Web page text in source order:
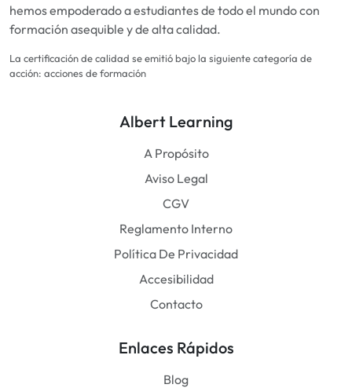
hemos empoderado a estudiantes de todo el mundo con
formación asequible y de alta calidad.
La certificación de calidad se emitió bajo la siguiente categoría de
acción: acciones de formación
Albert Learning
A Propósito
Aviso Legal
CGV
Reglamento Interno
Política De Privacidad
Accesibilidad
Contacto
Enlaces Rápidos
Blog